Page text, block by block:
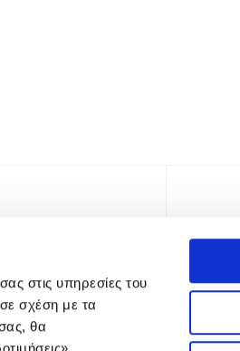
στις υπηρεσίες του
σχέση με τα
θα